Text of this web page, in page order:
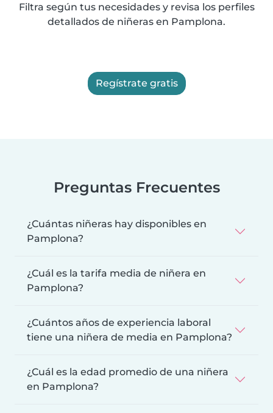
Filtra según tus necesidades y revisa los perfiles
detallados de niñeras en Pamplona.
Regístrate gratis
Preguntas Frecuentes
¿Cuántas niñeras hay disponibles en
Pamplona?
¿Cuál es la tarifa media de niñera en
Pamplona?
¿Cuántos años de experiencia laboral
tiene una niñera de media en Pamplona?
¿Cuál es la edad promedio de una niñera
en Pamplona?